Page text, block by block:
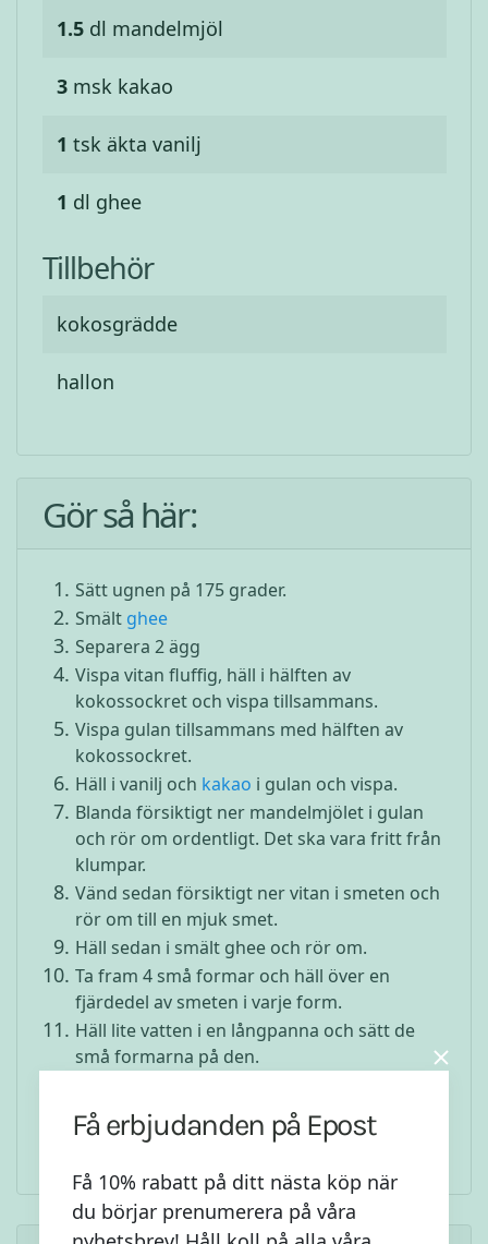
1.5 dl mandelmjöl
3 msk kakao
1 tsk äkta vanilj
1 dl ghee
Tillbehör
kokosgrädde
hallon
Gör så här:
Sätt ugnen på 175 grader.
Smält ghee
Separera 2 ägg
Vispa vitan fluffig, häll i hälften av
kokossockret och vispa tillsammans.
Vispa gulan tillsammans med hälften av
kokossockret.
Häll i vanilj och kakao i gulan och vispa.
Blanda försiktigt ner mandelmjölet i gulan
och rör om ordentligt. Det ska vara fritt från
klumpar.
Vänd sedan försiktigt ner vitan i smeten och
rör om till en mjuk smet.
Häll sedan i smält ghee och rör om.
Ta fram 4 små formar och häll över en
fjärdedel av smeten i varje form.
Häll lite vatten i en långpanna och sätt de
små formarna på den.
sticka om det är den konsistensen du vill ha.
Annars kan du ha dem i längre (max 20 min).
Få erbjudanden på Epost
Få 10% rabatt på ditt nästa köp när
du börjar prenumerera på våra